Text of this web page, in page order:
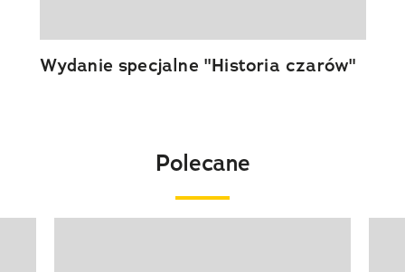
Wydanie specjalne "Historia czarów"
Polecane